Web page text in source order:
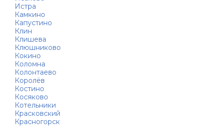
Истра
Камкино
Капустино
Клин
Клишева
Клюшниково
Кокино
Коломна
Колонтаево
Королёв
Костино
Косяково
Котельники
Красковский
Красногорск